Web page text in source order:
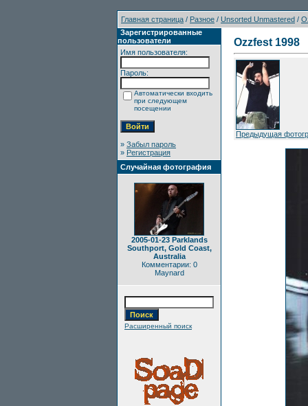
Главная страница / Разное / Unsorted Unmastered /
Зарегистрированные
пользователи
Имя пользователя:
Пароль:
Автоматически входить
при следующем
посещении
» Забыл пароль
» Регистрация
Случайная фотография
2005-01-23 Parklands
Southport, Gold Coast,
Australia
Комментарии: 0
Maynard
Расширенный поиск
Ozzfest 1998
Предыдущая